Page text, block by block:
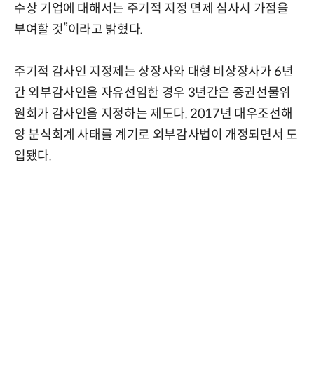
수상 기업에 대해서는 주기적 지정 면제 심사시 가점을
부여할 것”이라고 밝혔다.
주기적 감사인 지정제는 상장사와 대형 비상장사가 6년
간 외부감사인을 자유선임한 경우 3년간은 증권선물위
원회가 감사인을 지정하는 제도다. 2017년 대우조선해
양 분식회계 사태를 계기로 외부감사법이 개정되면서 도
입됐다.